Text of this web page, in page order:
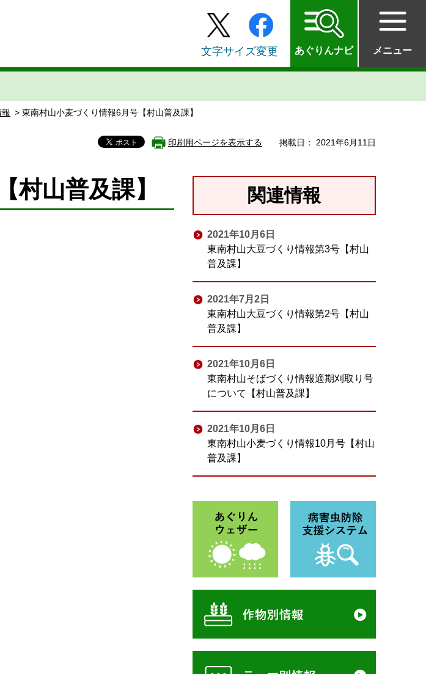
文字サイズ変更 あぐりんナビ メニュー
> 東南村山小麦づくり情報6月号【村山普及課】
印刷用ページを表示する 掲載日： 2021年6月11日
村山普及課】 関連情報
2021年10月6日
東南村山大豆づくり情報第3号【村山
普及課】
2021年7月2日
東南村山大豆づくり情報第2号【村山
普及課】
2021年10月6日
東南村山そばづくり情報適期刈取り号
について【村山普及課】
2021年10月6日
東南村山小麦づくり情報10月号【村山
普及課】